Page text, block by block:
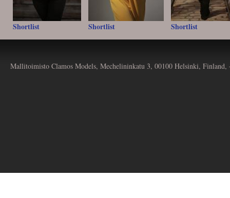
Shortlist Shortlist Shortlist
Mallitoimisto Clamos Models, Mechelininkatu 3, 00100 Helsinki,